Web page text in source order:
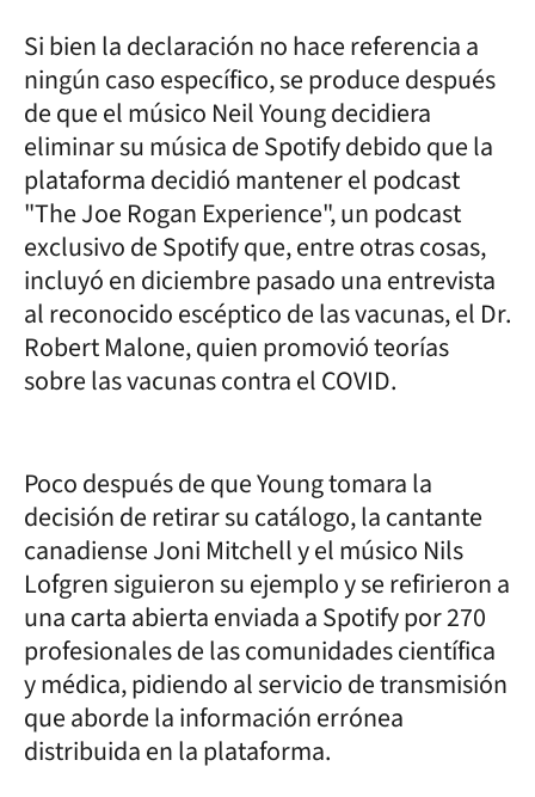
Si bien la declaración no hace referencia a
ningún caso específico, se produce después
de que el músico Neil Young decidiera
eliminar su música de Spotify debido que la
plataforma decidió mantener el podcast
"The Joe Rogan Experience", un podcast
exclusivo de Spotify que, entre otras cosas,
incluyó en diciembre pasado una entrevista
al reconocido escéptico de las vacunas, el Dr.
Robert Malone, quien promovió teorías
sobre las vacunas contra el COVID.
Poco después de que Young tomara la
decisión de retirar su catálogo, la cantante
canadiense Joni Mitchell y el músico Nils
Lofgren siguieron su ejemplo y se refirieron a
una carta abierta enviada a Spotify por 270
profesionales de las comunidades científica
y médica, pidiendo al servicio de transmisión
que aborde la información errónea
distribuida en la plataforma.